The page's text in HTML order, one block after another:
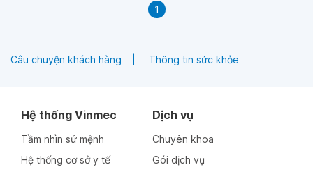
1
Câu chuyện khách hàng Thông tin sức khỏe
Hệ thống Vinmec
Tầm nhìn sứ mệnh
Hệ thống cơ sở y tế
Dịch vụ
Chuyên khoa
Gói dịch vụ